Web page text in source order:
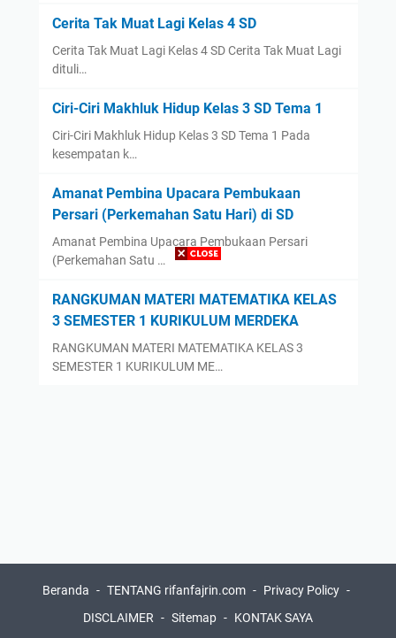
Cerita Tak Muat Lagi Kelas 4 SD
Cerita Tak Muat Lagi Kelas 4 SD Cerita Tak Muat Lagi
dituli…
Ciri-Ciri Makhluk Hidup Kelas 3 SD Tema 1
Ciri-Ciri Makhluk Hidup Kelas 3 SD Tema 1 Pada
kesempatan k…
Amanat Pembina Upacara Pembukaan
Persari (Perkemahan Satu Hari) di SD
Amanat Pembina Upacara Pembukaan Persari
(Perkemahan Satu …
RANGKUMAN MATERI MATEMATIKA KELAS
3 SEMESTER 1 KURIKULUM MERDEKA
RANGKUMAN MATERI MATEMATIKA KELAS 3
SEMESTER 1 KURIKULUM ME…
Beranda TENTANG rifanfajrin.com
Privacy Policy
DISCLAIMER
Sitemap KONTAK SAYA